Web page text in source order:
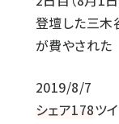
登壇した三木
が費やされた
2019/8/7
シェア178ツ